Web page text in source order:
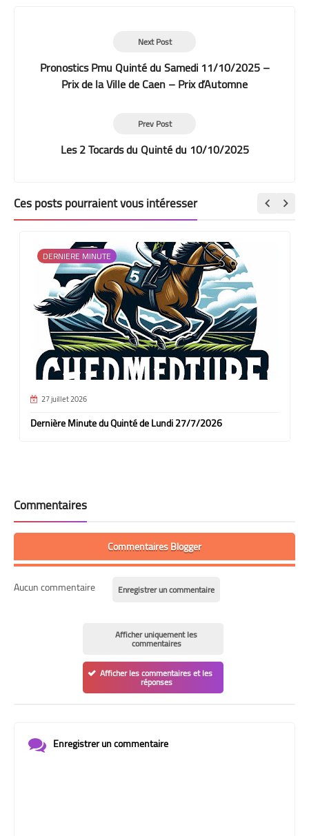
Next Post
Pronostics Pmu Quinté du Samedi 11/10/2025 –
Prix de la Ville de Caen – Prix d’Automne
Prev Post
Les 2 Tocards du Quinté du 10/10/2025
Ces posts pourraient vous intéresser
DERNIERE MINUTE
27 juillet 2026
Dernière Minute du Quinté de Lundi 27/7/2026
Commentaires
Commentaires Blogger
Aucun commentaire Enregistrer un commentaire
Afficher uniquement les
commentaires
Afficher les commentaires et les
réponses
Enregistrer un commentaire